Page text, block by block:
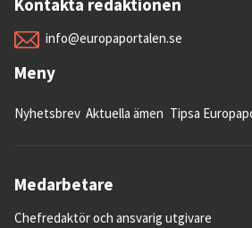
Kontakta redaktionen
info@europaportalen.se
Meny
Nyhetsbrev Aktuella ämen Tipsa
Medarbetare
Chefredaktör och ansvarig utgivare